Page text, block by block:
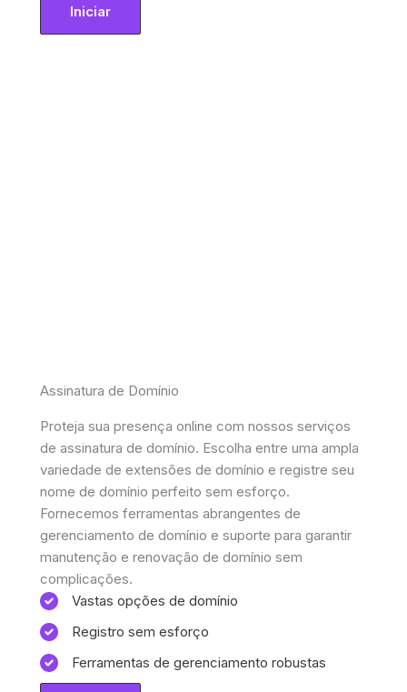
Iniciar
Assinatura de Domínio
Proteja sua presença online com nossos serviços
de assinatura de domínio. Escolha entre uma ampla
variedade de extensões de domínio e registre seu
nome de domínio perfeito sem esforço.
Fornecemos ferramentas abrangentes de
gerenciamento de domínio e suporte para garantir
manutenção e renovação de domínio sem
complicações.
Vastas opções de domínio
Registro sem esforço
Ferramentas de gerenciamento robustas